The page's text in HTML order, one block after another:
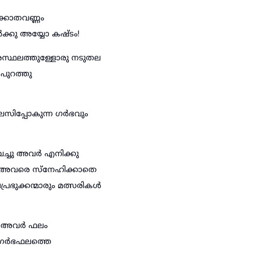
അയ്യോ കഷ്ടം!
നടുതല
പുറത്തു
ഗർഭവും
അവർ എനിക്കു
അവരെ സ്നേഹിക്കാതെ
മത്സരികൾ
അവർ ഫലം